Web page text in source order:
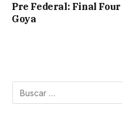
Pre Federal: Final
Goya